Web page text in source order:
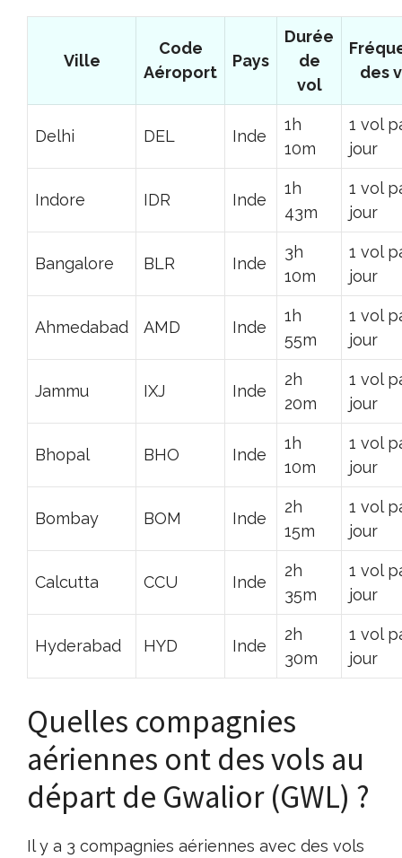
Ville
Code
Aéroport
Pays
Durée
de
vol
des
Delhi DEL Inde
1h
10m
1 vol
jour
Indore IDR Inde
1h
43m
1 vol
jour
Bangalore BLR Inde
3h
10m
1 vol
jour
Ahmedabad AMD Inde
1h
55m
1 vol
jour
Jammu IXJ Inde
2h
20m
1 vol
jour
Bhopal BHO Inde
1h
10m
1 vol
jour
Bombay BOM Inde
2h
15m
1 vol
jour
Calcutta CCU Inde
2h
35m
1 vol
jour
Hyderabad HYD Inde
2h
30m
1 vol
jour
Quelles compagnies
aériennes ont des vols au
départ de Gwalior (GWL) ?
Il y a 3 compagnies aériennes avec des vols